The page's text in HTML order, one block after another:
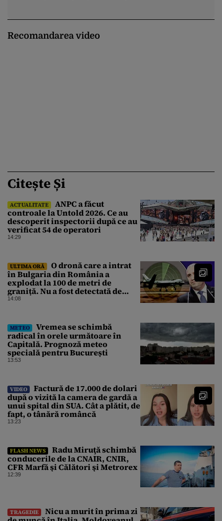
Recomandarea video
Citește Și
ACTUALITATE
ANPC a făcut
controale la Untold 2026. Ce au
descoperit inspectorii după ce au
verificat 54 de operatori
14:29
ULTIMA ORĂ
O dronă care a intrat
în Bulgaria din România a
explodat la 100 de metri de
graniță. Nu a fost detectată de
radare. Reacția MApN
14:08
METEO
Vremea se schimbă
radical în orele următoare în
Capitală. Prognoză meteo
specială pentru București
13:53
VIDEO
Factură de 17.000 de dolari
după o vizită la camera de gardă a
unui spital din SUA. Cât a plătit, de
fapt, o tânără româncă
13:23
FLASH NEWS
Radu Miruţă schimbă
conducerile de la CNAIR, CNIR,
CFR Marfă şi Călători şi Metrorex
12:39
TRAGEDIE
Nicu a murit în prima zi